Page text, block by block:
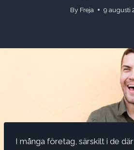
By Freja 9 augusti
I många företag, särskilt i de